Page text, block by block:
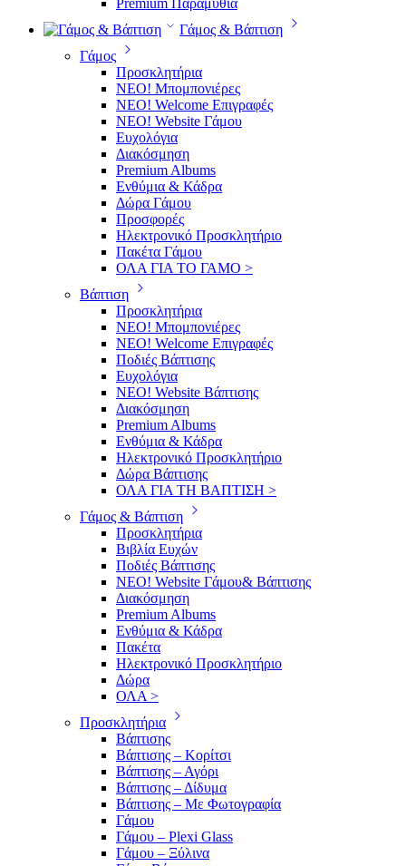
Γάμος & Βάπτιση
Γάμος
Προσκλητήρια
ΝΕΟ! Μπομπονιέρες
NEO! Welcome Επιγραφές
ΝΕΟ! Website Γάμου
Ευχολόγια
Διακόσμηση
Premium Albums
Ενθύμια & Κάδρα
Δώρα Γάμου
Προσφορές
Ηλεκτρονικό Προσκλητήριο
Πακέτα Γάμου
ΟΛΑ ΓΙΑ ΤΟ ΓΑΜΟ >
Βάπτιση
Προσκλητήρια
ΝΕΟ! Μπομπονιέρες
NEO! Welcome Επιγραφές
Ποδιές Βάπτισης
Ευχολόγια
ΝΕΟ! Website Βάπτισης
Διακόσμηση
Premium Albums
Ενθύμια & Κάδρα
Ηλεκτρονικό Προσκλητήριο
Δώρα Βάπτισης
ΟΛΑ ΓΙΑ ΤΗ ΒΑΠΤΙΣΗ >
Γάμος & Βάπτιση
Προσκλητήρια
Βιβλία Ευχών
Ποδιές Βάπτισης
ΝΕΟ! Website Γάμου& Βάπτισης
Διακόσμηση
Premium Albums
Ενθύμια & Κάδρα
Πακέτα
Ηλεκτρονικό Προσκλητήριο
Δώρα
ΟΛΑ >
Προσκλητήρια
Βάπτισης
Βάπτισης – Κορίτσι
Βάπτισης – Αγόρι
Βάπτισης – Δίδυμα
Βάπτισης – Με Φωτογραφία
Γάμου
Γάμου – Plexi Glass
Γάμου – Ξύλινα